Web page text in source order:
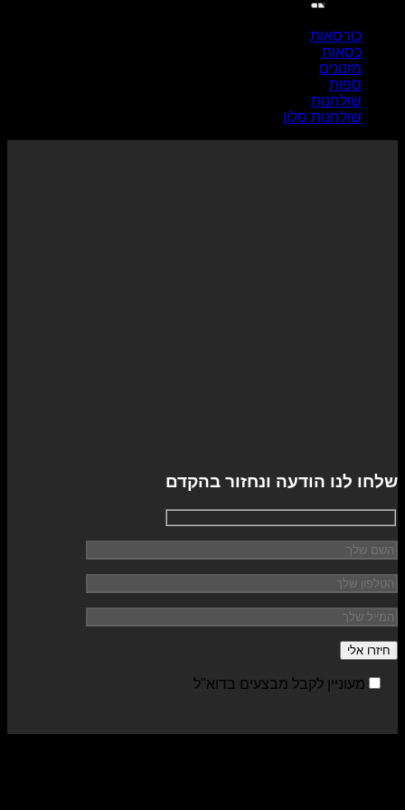
קטגוריות מוצרים
כורסאות
כסאות
מזנונים
ספות
שולחנות
שולחנות סלון
שלחו לנו הודעה ונחזור בהקדם
מעוניין לקבל מבצעים בדוא"ל